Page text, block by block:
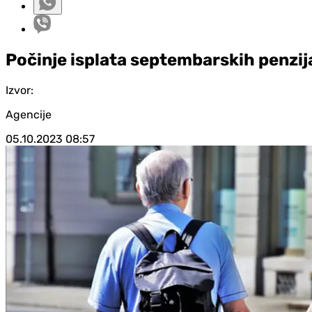
Počinje isplata septembarskih
Izvor:
Agencije
05.10.2023 08:57